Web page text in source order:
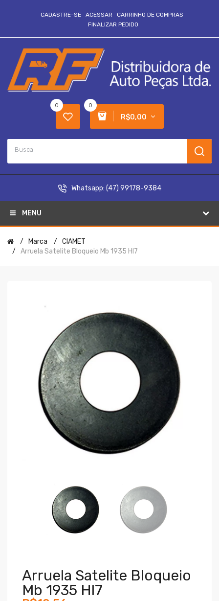
CADASTRE-SE ACESSAR
CARRINHO DE COMPRAS
FINALIZAR PEDIDO
0
R$0,00
0
Whatsapp: (47) 99178-9384
MENU
Marca
CIAMET
Arruela Satelite Bloqueio Mb 1935 Hl7
Arruela Satelite Bloqueio
Mb 1935 Hl7